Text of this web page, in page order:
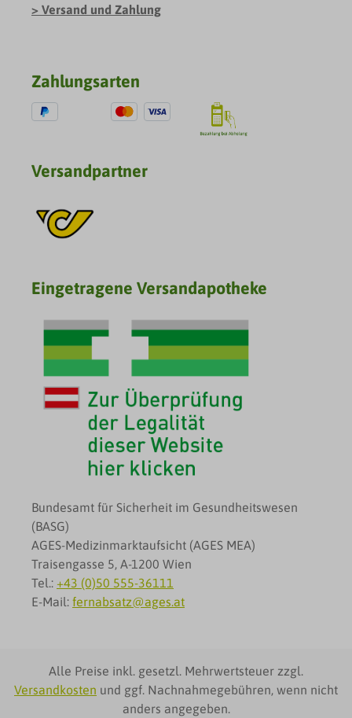
Versand und Zahlung
Zahlungsarten
Versandpartner
Eingetragene Versandapotheke
Bundesamt für Sicherheit im Gesundheitswesen
(BASG)
AGES-Medizinmarktaufsicht (AGES MEA)
Traisengasse 5, A-1200 Wien
Tel.: +43 (0)50 555-36111
E-Mail: fernabsatz@ages.at
Alle Preise inkl. gesetzl. Mehrwertsteuer zzgl.
Versandkosten und ggf. Nachnahmegebühren, wenn nicht
anders angegeben.